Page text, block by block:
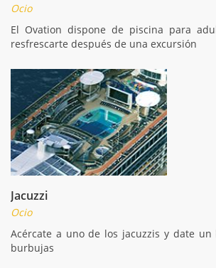
Ocio
El Ovation dispone de piscina para
resfrescarte después de una excursión
Jacuzzi
Ocio
Acércate a uno de los jacuzzis y date un
burbujas